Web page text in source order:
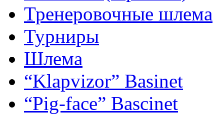
Тренеровочные шлема
Турниры
Шлема
“Klapvizor” Basinet
“Pig-face” Bascinet